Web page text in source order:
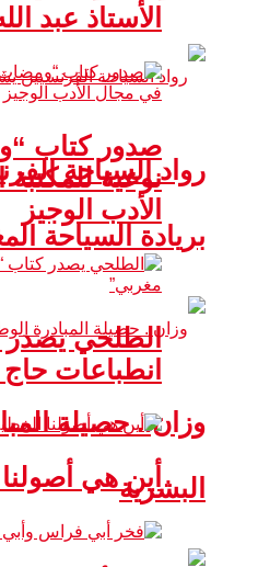
رواد السياحة
بريادة السياحة
وزان.. حصيلة
البشرية
الأستاذ عبد
صدور كتاب
نوعية
الأدب الوجيز
الطلحي يصدر
انطباعات
أين هي